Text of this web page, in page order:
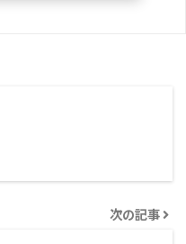
次の記事